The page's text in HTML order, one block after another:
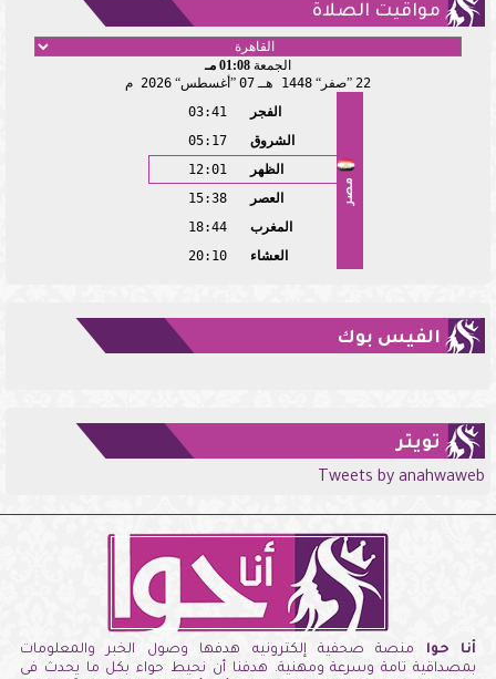
مواقيت الصلاة
الجمعة 01:08 مـ
22
صفر 1448 هـ 07 أغسطس 2026 م
مصر
الفجر
03:41
الشروق
05:17
الظهر
12:01
العصر
15:38
المغرب
18:44
العشاء
20:10
الفيس بوك
تويتر
Tweets by anahwaweb
أنا حوا منصة صحفية إلكترونيه هدفها وصول الخبر والمعلومات
بمصداقية تامة وسرعة ومهنية. هدفنا أن نحيط حواء بكل ما يحدث فى